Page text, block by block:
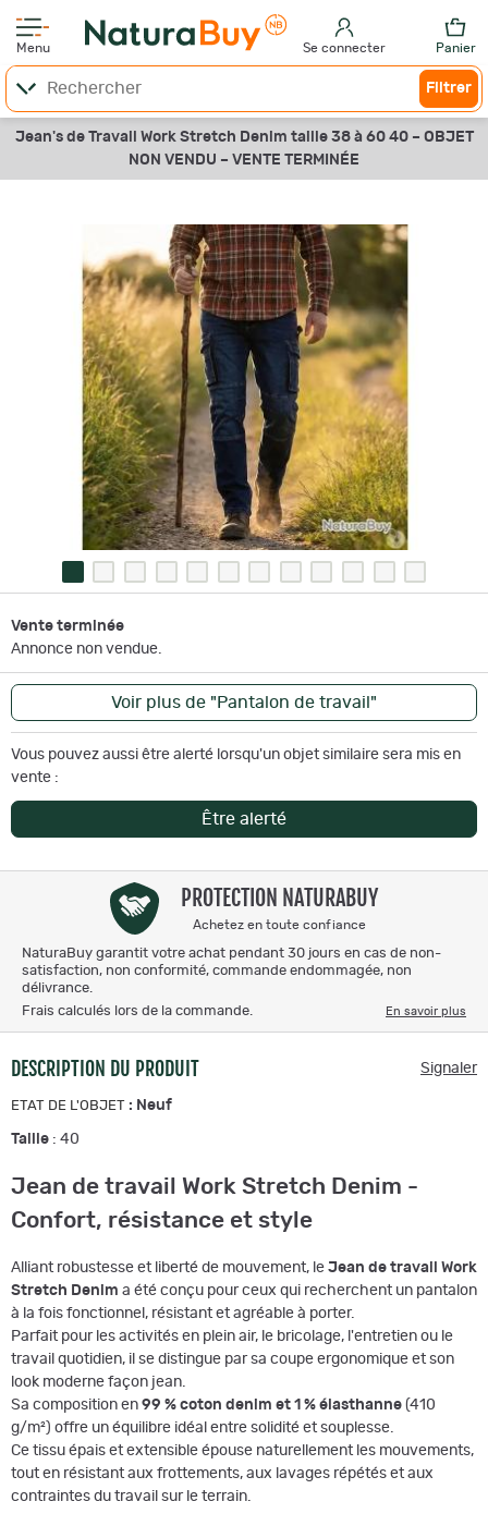
Menu Se connecter Panier
Filtrer
Jean's de Travail Work Stretch Denim taille 38 à 60 40 – OBJET
NON VENDU – VENTE TERMINÉE
Vente terminée
Annonce non vendue.
Voir plus de "Pantalon de travail"
Vous pouvez aussi être alerté lorsqu'un objet similaire sera mis en
vente :
Être alerté
PROTECTION NATURABUY
Achetez en toute confiance
NaturaBuy garantit votre achat pendant 30 jours en cas de non-
satisfaction, non conformité, commande endommagée, non
délivrance.
Frais calculés lors de la commande.
En savoir plus
DESCRIPTION DU PRODUIT Signaler
ETAT DE L'OBJET : Neuf
Taille : 40
Jean de travail Work Stretch Denim -
Confort, résistance et style
Alliant robustesse et liberté de mouvement, le Jean de travail Work
Stretch Denim a été conçu pour ceux qui recherchent un pantalon
à la fois fonctionnel, résistant et agréable à porter.
Parfait pour les activités en plein air, le bricolage, l'entretien ou le
travail quotidien, il se distingue par sa coupe ergonomique et son
look moderne façon jean.
Sa composition en 99 % coton denim et 1 % élasthanne (410
g/m²) offre un équilibre idéal entre solidité et souplesse.
Ce tissu épais et extensible épouse naturellement les mouvements,
tout en résistant aux frottements, aux lavages répétés et aux
contraintes du travail sur le terrain.